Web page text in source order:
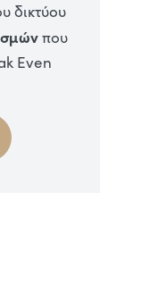
δικτύου
που
Even